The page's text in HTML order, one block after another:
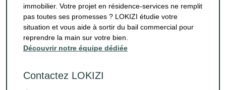
immobilier. Votre projet en résidence-services ne remplit
pas toutes ses promesses ? LOKIZI étudie votre
situation et vous aide à sortir du bail commercial pour
reprendre la main sur votre bien.
Découvrir notre équipe dédiée
Contactez LOKIZI